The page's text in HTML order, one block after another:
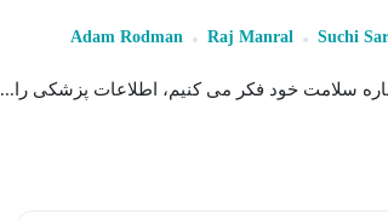
Adam Rodman Raj Manral Suchi
سلامت خود فکر می کنیم، اطلاعات پزشکی را...